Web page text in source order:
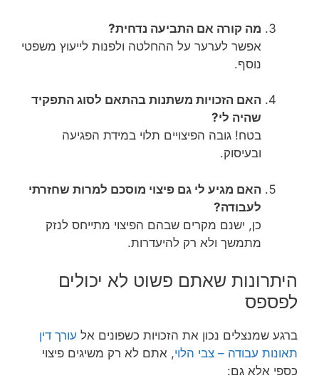
מה קורה אם התביעה נדחית?
אפשר לערער על ההחלטה ולפנות לייעוץ משפטי
נוסף.
האם הזכויות משתנות בהתאם לסוג התפקיד
שהיה לי?
בטח! גובה הפיצויים תלוי במידת הפגיעה
ובעיסוק.
האם מגיע לי גם פיצוי מוסכם למרות שחזרתי
לעבודה?
כן, ישנם מקרים שבהם הפיצוי מתייחס לנזק
מתמשך ולא רק להיעדרות.
היתרונות שאתם פשוט לא יכולים
לפספס
ברגע שמנצלים נכון את הזכויות כשפונים אל עורך דין
תאונות עבודה – צבי הלוי, אתם לא רק משיגים פיצוי
כספי אלא גם: